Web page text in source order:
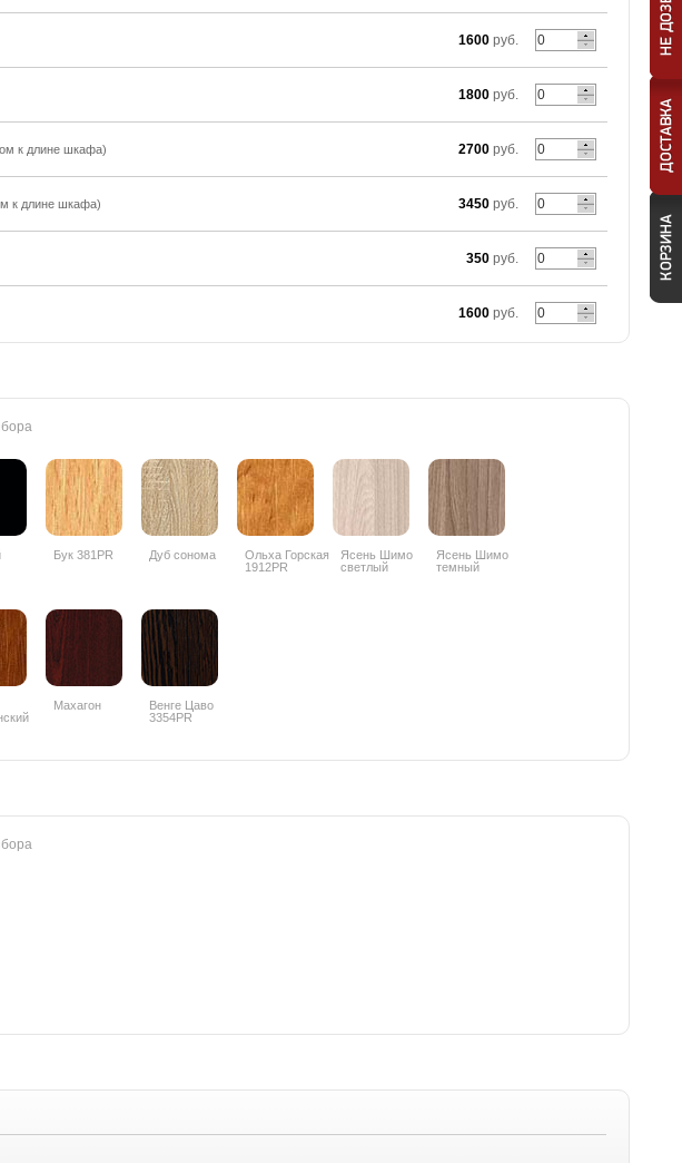
1600 руб.
1800 руб.
к длине шкафа) 2700 руб.
к длине шкафа) 3450 руб.
350 руб.
1600 руб.
Бук 381PR Дуб сонома
Ольха Горская
1912PR
Ясень Шимо
светлый
Ясень Шимо
темный
Махагон
Венге Цаво
3354PR